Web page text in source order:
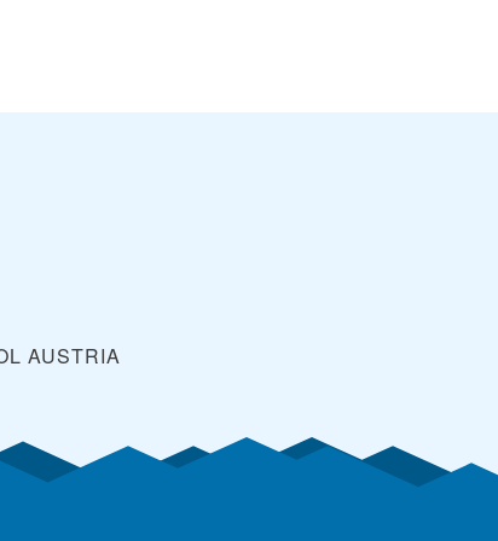
AUSTRIA